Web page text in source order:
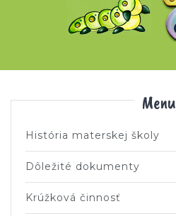
Menu
História materskej školy
Dôležité dokumenty
Krúžková činnosť